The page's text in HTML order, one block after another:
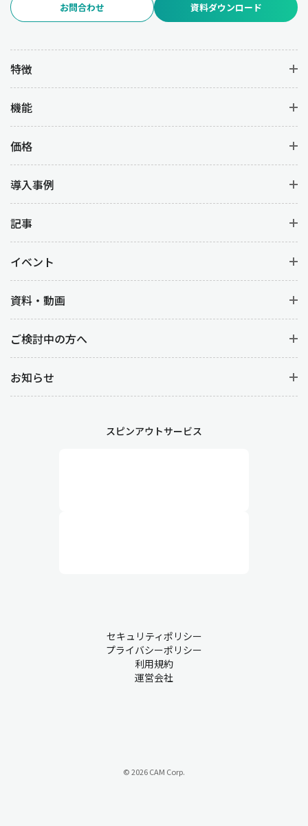
お問合わせ 資料ダウンロード
特徴
機能
価格
導入事例
記事
イベント
資料・動画
ご検討中の方へ
お知らせ
スピンアウトサービス
セキュリティポリシー
プライバシーポリシー
利用規約
運営会社
© 2026 CAM Corp.